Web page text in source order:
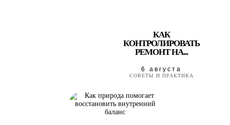
КАК
КОНТРОЛИРОВАТЬ
РЕМОНТ НА...
6 августа
СОВЕТЫ И ПРАКТИКА